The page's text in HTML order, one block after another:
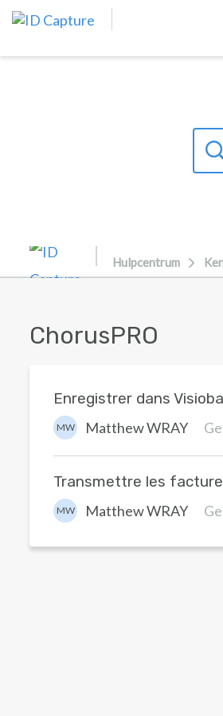
Overslaan naar hoofdinhoud
Hulpcentrum
ChorusPRO
Enregistrer dans
MW Matthew WRAY
Transmettre les
MW Matthew WRAY